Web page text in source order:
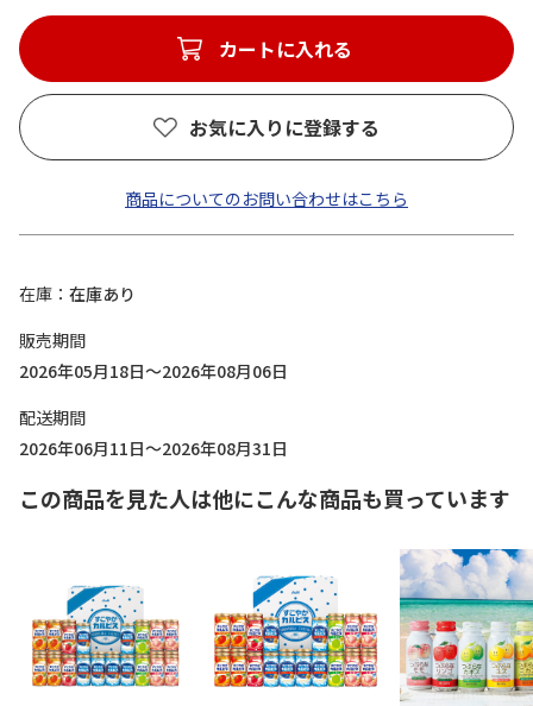
カートに入れる
お気に入りに登録する
商品についてのお問い合わせはこちら
在庫
在庫あり
販売期間
2026年05月18日～2026年08月06日
配送期間
2026年06月11日～2026年08月31日
この商品を見た人は他にこんな商品も買っています